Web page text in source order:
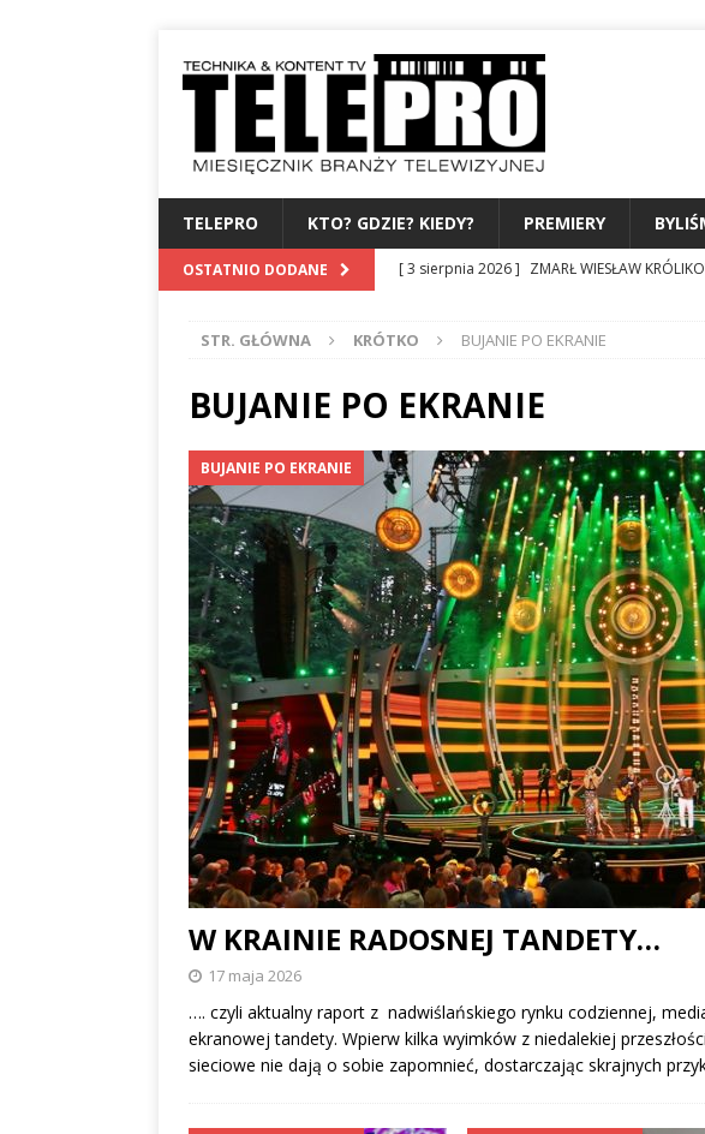
TELEPRO KTO? GDZIE? KIEDY? PREMIERY
OSTATNIO DODANE [ 3 sierpnia 2026 ] ZMARŁ WIESŁAW
[ 31 lipca 2026 ] PREMIERY SIERPNIA 2026
[ 27 lipca 2026 ] TVN24 STAWIA NA
BAMBUKO
PO 3 STRONIE EKRANU
[ 4 sierpnia 2026 ] BUSINESS FORUM,
albo dylematy producentów czyli jak nie
STR. GŁÓWNA KRÓTKO BUJANIE PO EKRANIE
BUJANIE PO EKRANIE
BUJANIE PO EKRANIE
W KRAINIE RADOSNEJ TANDETY…
17 maja 2026
…. czyli aktualny raport z nadwiślańskiego rynku codziennej,
ekranowej tandety. Wpierw kilka wyimków z niedalekiej
sieciowe nie dają o sobie zapomnieć, dostarczając skrajnych